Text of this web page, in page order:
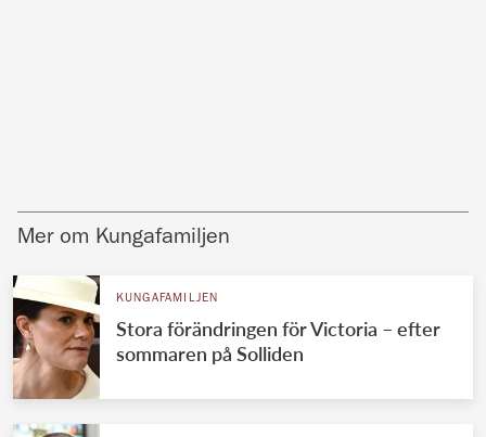
Mer om Kungafamiljen
KUNGAFAMILJEN
Stora förändringen för Victoria – efter
sommaren på Solliden